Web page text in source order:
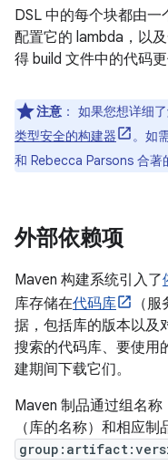
DSL 中的每个块都由
配置它的 lambda，以
得 build 文件中的代码更
注意 ： 如果您想详细
类型安全的构建器
。如
和 Rebecca Parsons 合著
外部依赖项
Maven 构建系统引入了
库存储在代码库
（
据，包括库的版本以及
搜索的代码库、要使用
建期间下载它们。
Maven 制品通过组名
（库的名称）和相应